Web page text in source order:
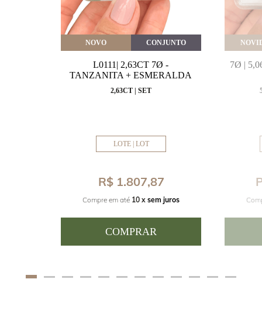
NOVO CONJUNTO
L0111| 2,63CT 7Ø -
TANZANITA + ESMERALDA
2,63CT | SET
LOTE | LOT
R$ 1.807,87
Compre em até 10 x sem juros
COMPRAR
7Ø |